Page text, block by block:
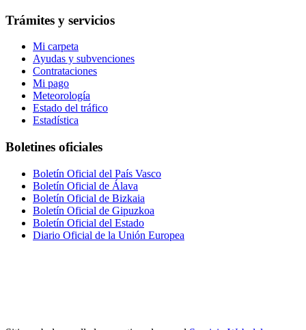
Trámites y servicios
Mi carpeta
Ayudas y subvenciones
Contrataciones
Mi pago
Meteorología
Estado del tráfico
Estadística
Boletines oficiales
Boletín Oficial del País Vasco
Boletín Oficial de Álava
Boletín Oficial de Bizkaia
Boletín Oficial de Gipuzkoa
Boletín Oficial del Estado
Diario Oficial de la Unión Europea